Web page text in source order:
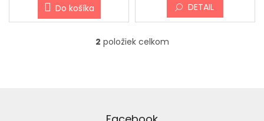
Do košíka DETAIL
O
c
2 položiek celkom